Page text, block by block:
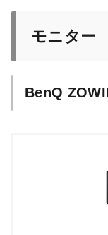
モニター
BenQ